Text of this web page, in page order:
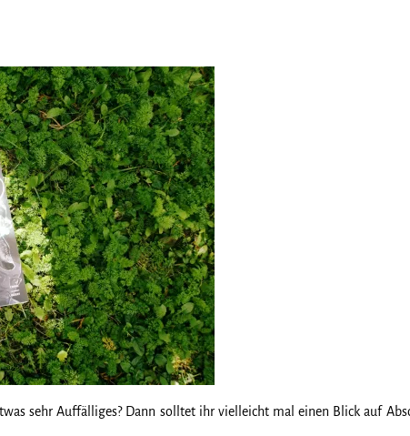
sehr Auffälliges? Dann solltet ihr vielleicht mal einen Blick auf